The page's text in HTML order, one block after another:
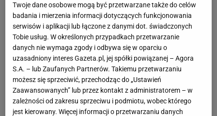
Sandały Keen to synonim wakacyjnego komfortu
- teraz tańsze o niemal 100 zł
Rossmann wyprzedaje perfumy Carolina Herrera
150 zł taniej
Wakacyjne aktywności a kurzajki. O czym warto
pamiętać, by uniknąć problemu?
MATERIAŁ PROMOCYJNY
Twoje dane osobowe mogą być przetwarzane także do celów
badania i mierzenia informacji dotyczących funkcjonowania
serwisów i aplikacji lub łączone z danymi dot. świadczonych
Tobie usług. W określonych przypadkach przetwarzanie
danych nie wymaga zgody i odbywa się w oparciu o
uzasadniony interes Gazeta.pl, jej spółki powiązanej – Agora
S.A. – lub Zaufanych Partnerów. Takiemu przetwarzaniu
możesz się sprzeciwić, przechodząc do „Ustawień
Zaawansowanych” lub przez kontakt z administratorem – w
zależności od zakresu sprzeciwu i podmiotu, wobec którego
jest kierowany. Więcej informacji o przetwarzaniu danych